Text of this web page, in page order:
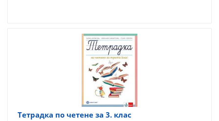
Тетрадка по четене за 3. клас